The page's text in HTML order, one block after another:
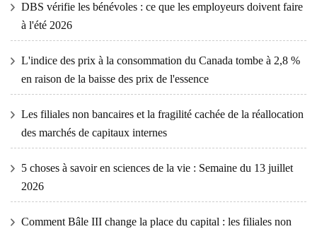
DBS vérifie les bénévoles : ce que les employeurs doivent faire
à l'été 2026
L'indice des prix à la consommation du Canada tombe à 2,8 %
en raison de la baisse des prix de l'essence
Les filiales non bancaires et la fragilité cachée de la réallocation
des marchés de capitaux internes
5 choses à savoir en sciences de la vie : Semaine du 13 juillet
2026
Comment Bâle III change la place du capital : les filiales non